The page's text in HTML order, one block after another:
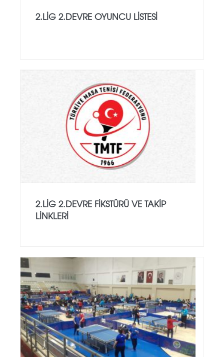
2.LİG 2.DEVRE OYUNCU LİSTESİ
2.LİG 2.DEVRE FİKSTÜRÜ VE TAKİP
LİNKLERİ